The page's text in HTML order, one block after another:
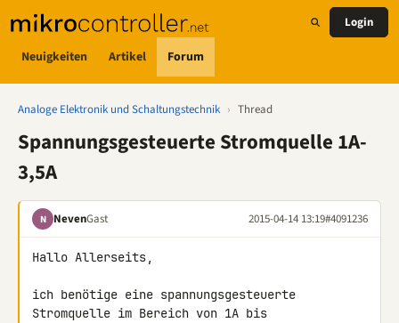
Neuigkeiten Artikel Forum
Login
Analoge Elektronik und Schaltungstechnik › Thread
Spannungsgesteuerte Stromquelle 1A-
3,5A
N NevenGast 2015-04-14 13:19#4091236
Hallo Allerseits,
ich benötige eine spannungsgesteuerte
Stromquelle im Bereich von 1A bis